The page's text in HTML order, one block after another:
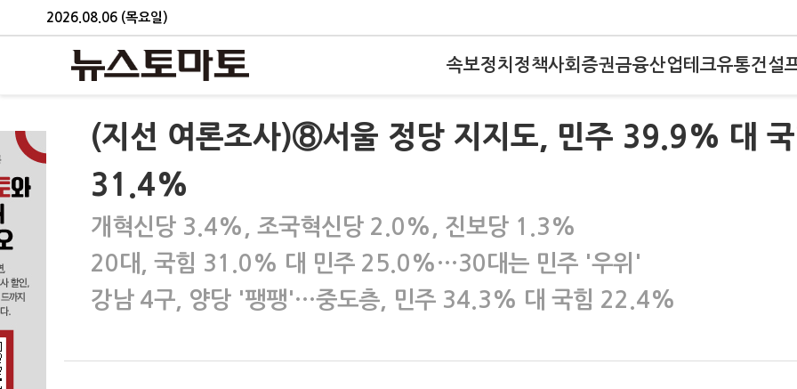
2026.08.06 (목요일)
속보정치 정책사회 증권금융산업테크유통건설
(지선 여론조사)⑧서울 정당 지지도, 민주 39.9% 대
31.4%
개혁신당 3.4%, 조국혁신당 2.0%, 진보당 1.3%
20대, 국힘 31.0% 대 민주 25.0%…30대는 민주 '우위'
강남 4구, 양당 '팽팽'…중도층, 민주 34.3% 대 국힘 22.4%